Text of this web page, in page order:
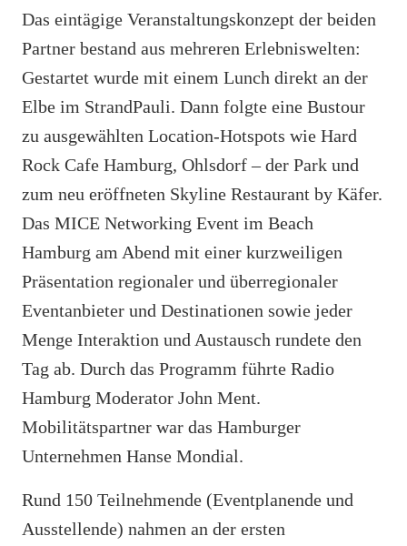
Das eintägige Veranstaltungskonzept der beiden
Partner bestand aus mehreren Erlebniswelten:
Gestartet wurde mit einem Lunch direkt an der
Elbe im StrandPauli. Dann folgte eine Bustour
zu ausgewählten Location-Hotspots wie Hard
Rock Cafe Hamburg, Ohlsdorf – der Park und
zum neu eröffneten Skyline Restaurant by Käfer.
Das MICE Networking Event im Beach
Hamburg am Abend mit einer kurzweiligen
Präsentation regionaler und überregionaler
Eventanbieter und Destinationen sowie jeder
Menge Interaktion und Austausch rundete den
Tag ab. Durch das Programm führte Radio
Hamburg Moderator John Ment.
Mobilitätspartner war das Hamburger
Unternehmen Hanse Mondial.
Rund 150 Teilnehmende (Eventplanende und
Ausstellende) nahmen an der ersten